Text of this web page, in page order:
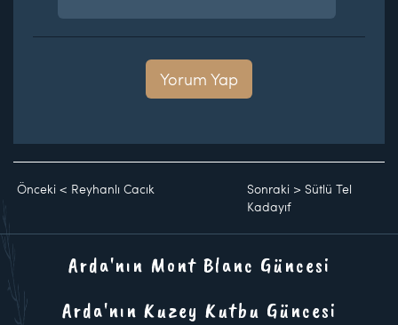
Yorum Yap
Önceki < Reyhanlı Cacık Sonraki >Sütlü Tel
Kadayıf
Arda'nın Mont Blanc Güncesi
Arda'nın Kuzey Kutbu Güncesi